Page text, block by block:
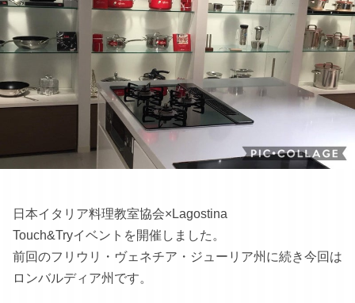
日本イタリア料理教室協会×Lagostina
Touch&Tryイベントを開催しました。
前回のフリウリ・ヴェネチア・ジューリア州に続き今回は
ロンバルディア州です。